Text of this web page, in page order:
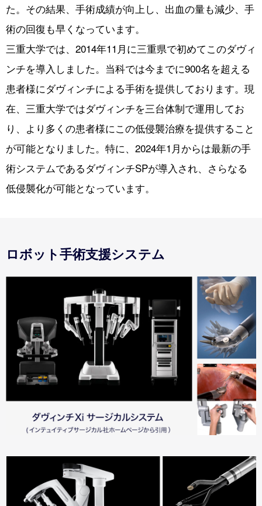
た。その結果、手術成績が向上し、出血の量も減少、手
術の回復も早くなっています。
三重大学では、2014年11月に三重県で初めてこのダヴィ
ンチを導入しました。当科では今までに900名を超える
患者様にダヴィンチによる手術を提供しております。現
在、三重大学ではダヴィンチを三台体制で運用してお
り、より多くの患者様にこの低侵襲治療を提供すること
が可能となりました。特に、2024年1月からは最新の手
術システムであるダヴィンチSPが導入され、さらなる
低侵襲化が可能となっています。
ロボット手術支援システム